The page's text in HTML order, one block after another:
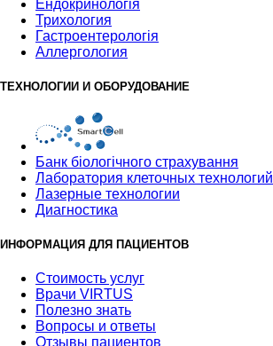
Ендокринологія
Трихология
Гастроентерологія
Аллергология
ТЕХНОЛОГИИ И ОБОРУДОВАНИЕ
Банк бiологiчного страхування
Лаборатория клеточных технологий
Лазерные технологии
Диагностика
ИНФОРМАЦИЯ ДЛЯ ПАЦИЕНТОВ
Стоимость услуг
Врачи VIRTUS
Полезно знать
Вопросы и ответы
Отзывы пациентов